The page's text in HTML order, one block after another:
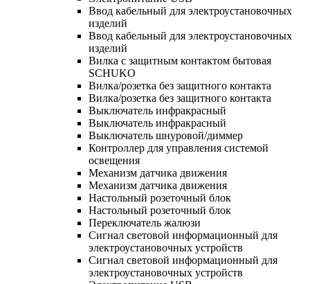
Ввод кабельный для электроустановочных
изделий
Ввод кабельный для электроустановочных
изделий
Вилка с защитным контактом бытовая
SCHUKO
Вилка/розетка без защитного контакта
Вилка/розетка без защитного контакта
Выключатель инфракрасный
Выключатель инфракрасный
Выключатель шнуровой/диммер
Контроллер для управления системой
освещения
Механизм датчика движения
Механизм датчика движения
Настольный розеточный блок
Настольный розеточный блок
Переключатель жалюзи
Сигнал световой информационный для
электроустановочных устройств
Сигнал световой информационный для
электроустановочных устройств